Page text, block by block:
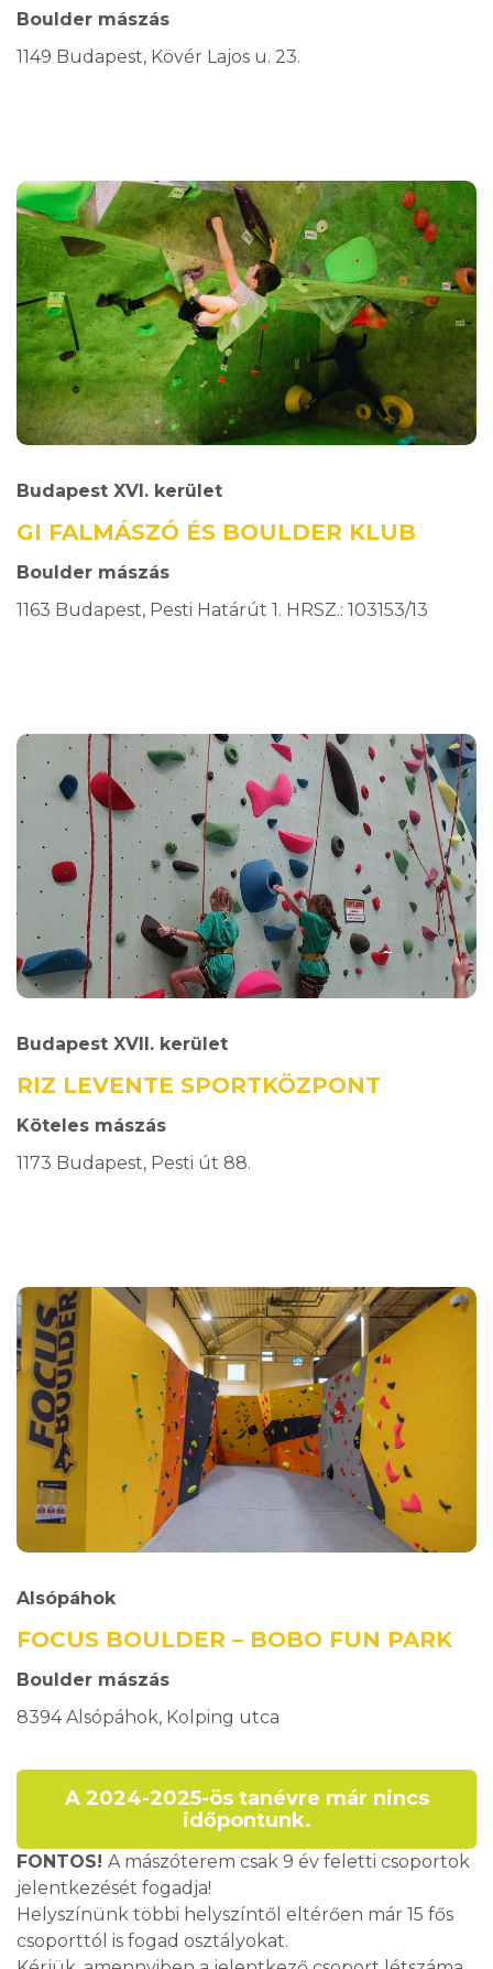
Boulder mászás
1149 Budapest, Kövér Lajos u. 23.
Budapest XVI. kerület
GI FALMÁSZÓ ÉS BOULDER KLUB
Boulder mászás
1163 Budapest, Pesti Határút 1. HRSZ.: 103153/13
Budapest XVII. kerület
RIZ LEVENTE SPORTKÖZPONT
Köteles mászás
1173 Budapest, Pesti út 88.
Alsópáhok
FOCUS BOULDER – BOBO FUN PARK
Boulder mászás
8394 Alsópáhok, Kolping utca
A 2024-2025-ös tanévre már nincs
időpontunk.
FONTOS! A mászóterem csak 9 év feletti csoportok
jelentkezését fogadja!
Helyszínünk többi helyszíntől eltérően már 15 fős
csoporttól is fogad osztályokat.